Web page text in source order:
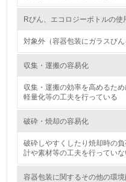
<L1> 化学物質の使用量及び外
排出量削減の取り組みを行って
<L2> 化学物質の使用量及び外
体的な削減目標や計画を立てて
Rびん、エコロジーボトルの使
対象外（容器包装にガラスびん
収集・運搬の容易化
収集・運搬の効率を高めるた
軽量化等の工夫を行っている
破砕・焼却の容易化
破砕しやすくしたり焼却時の
計や素材等の工夫を行ってい
容器包装に関するその他の環